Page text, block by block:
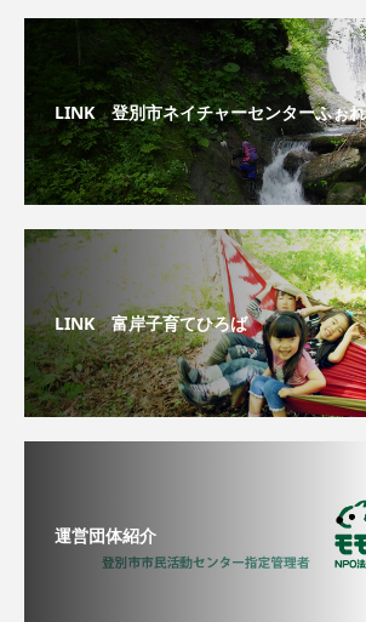
LINK 登別市ネイチャーセンターふぉ
LINK 富岸子育てひろば
運営団体紹介